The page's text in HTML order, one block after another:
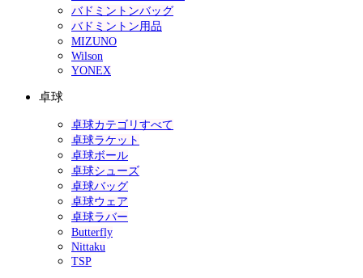
バドミントンバッグ
バドミントン用品
MIZUNO
Wilson
YONEX
卓球
卓球カテゴリすべて
卓球ラケット
卓球ボール
卓球シューズ
卓球バッグ
卓球ウェア
卓球ラバー
Butterfly
Nittaku
TSP